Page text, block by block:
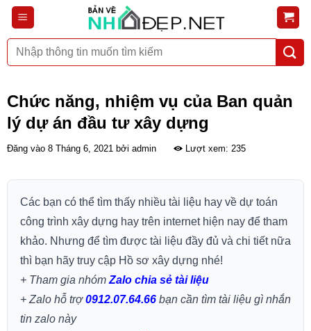
Bỏ
qua
nộiTìm
kiếm:
Chức năng, nhiệm vụ của Ban quản
lý dự án đầu tư xây dựng
Đăng vào 8 Tháng 6, 2021 bởi admin Lượt xem: 235
Các bạn có thể tìm thấy nhiều tài liệu hay về dự toán
công trình xây dựng hay trên internet hiện nay để tham
khảo. Nhưng để tìm được tài liệu đầy đủ và chi tiết nữa
thì bạn hãy truy cập Hồ sơ xây dựng nhé!
+ Tham gia nhóm Zalo chia sẻ tài liệu
+ Zalo hỗ trợ0912.07.64.66bạn cần tìm tài liệu gì nhắn
tin zalo này